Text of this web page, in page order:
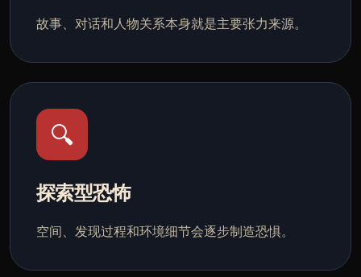
故事、对话和人物关系本身就是主要张力来源。
🔍
探索型恐怖
空间、发现过程和环境细节会逐步制造恐惧。